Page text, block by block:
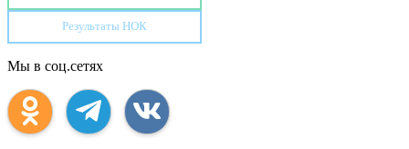
Результаты НОК
Мы в соц.сетях